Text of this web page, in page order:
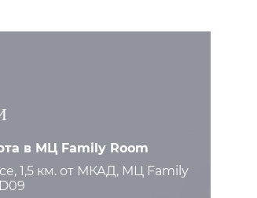
в МЦ Family Room
1,5 км. от МКАД, МЦ Family